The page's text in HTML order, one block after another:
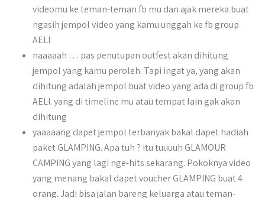
videomu ke teman-teman fb mu dan ajak mereka buat
ngasih jempol video yang kamu unggah ke fb group
AELI
naaaaah … pas penutupan outfest akan dihitung
jempol yang kamu peroleh. Tapi ingat ya, yang akan
dihitung adalah jempol buat video yang ada di group fb
AELI. yang di timeline mu atau tempat lain gak akan
dihitung
yaaaaang dapet jempol terbanyak bakal dapet hadiah
paket GLAMPING. Apa tuh ? itu tuuuuh GLAMOUR
CAMPING yang lagi nge-hits sekarang. Pokoknya video
yang menang bakal dapet voucher GLAMPING buat 4
orang. Jadi bisa jalan bareng keluarga atau teman-